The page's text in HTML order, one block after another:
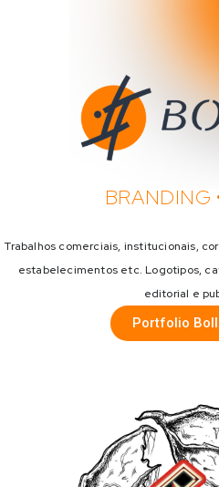
BRANDING
Trabalhos comerciais, institucionais,
estabelecimentos etc. Logotipos,
editorial e
Portfolio